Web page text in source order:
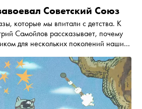
Советский Союз
которые мы впитали с детства. К
Самойлов рассказывает, почему
для нескольких поколений наших